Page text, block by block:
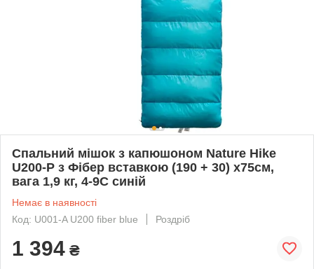
Спальний мішок з капюшоном Nature Hike
U200-P з Фібер вставкою (190 + 30) x75см,
вага 1,9 кг, 4-9C синій
Немає в наявності
Код: U001-A U200 fiber blue
Роздріб
1 394 ₴